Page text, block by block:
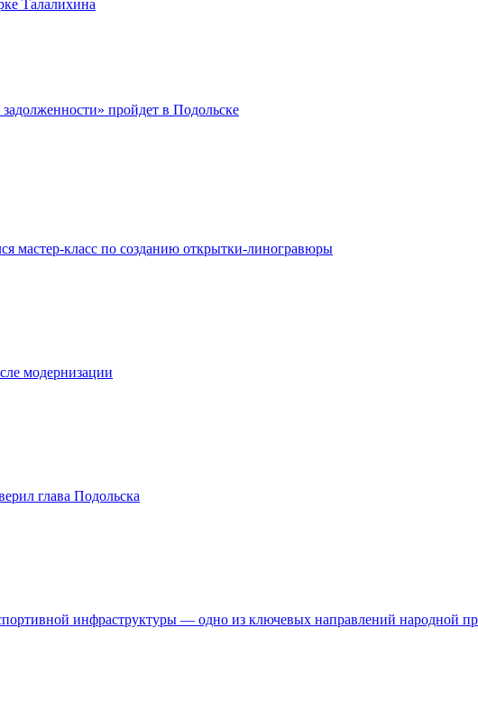
Талалихина
пройдет в Подольске
мастер-класс по созданию открытки-линогравюры
модернизации
глава Подольска
инфраструктуры — одно из ключевых направлений народной